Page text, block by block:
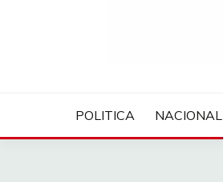
POLITICA NACIONAL